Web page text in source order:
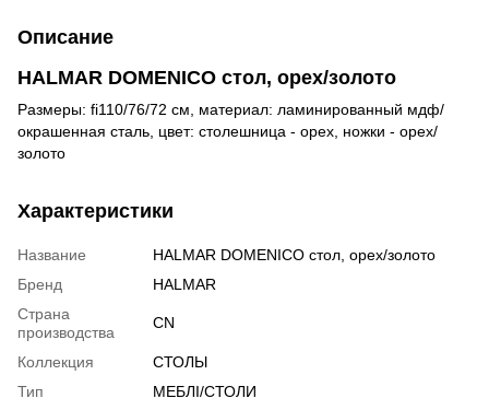
Описание
HALMAR DOMENICO стол, орех/золото
Размеры: fi110/76/72 см, материал: ламинированный мдф/
окрашенная сталь, цвет: столешница - орех, ножки - орех/
золото
Характеристики
Название
HALMAR DOMENICO стол, орех/золото
Бренд
HALMAR
Страна
производства
CN
Коллекция
СТОЛЫ
Тип
МЕБЛІ/СТОЛИ